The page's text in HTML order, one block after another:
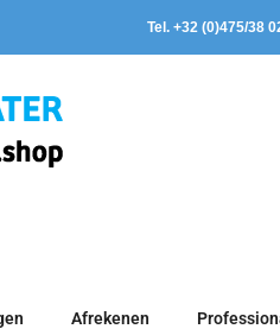
Tel. +32 (0)475/38
Afrekenen